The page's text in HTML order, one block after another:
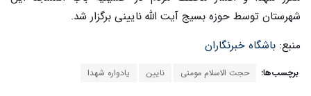
شهرستان توسط حوزه بسیج آیت الله نایینی برگزار شد.
منبع: باشگاه خبرنگاران
برچسب‌ها: حجت الاسلام مومنی نایین یادواره شهدا